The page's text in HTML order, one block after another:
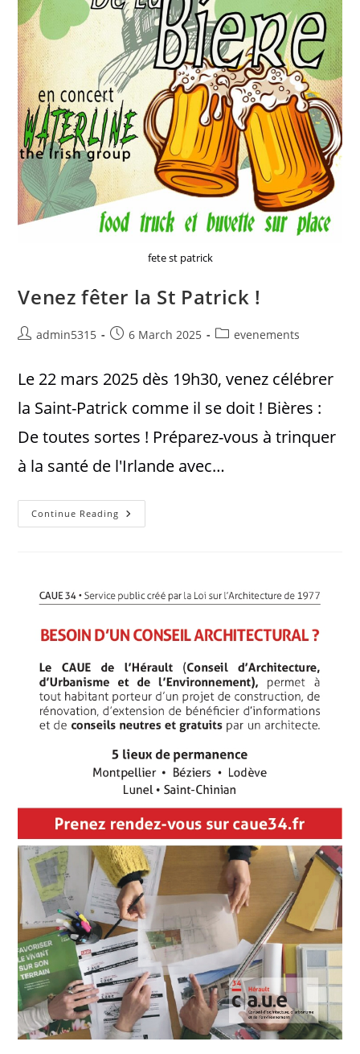
fete st patrick
Venez fêter la St Patrick !
admin5315 6 March 2025 evenements
Le 22 mars 2025 dès 19h30, venez célébrer
la Saint-Patrick comme il se doit ! Bières :
De toutes sortes ! Préparez-vous à trinquer
à la santé de l'Irlande avec…
Continue Reading